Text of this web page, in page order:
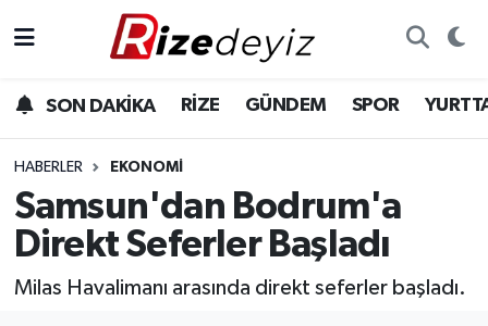
SON DAKİKA RİZE GÜNDEM SPOR
HABERLER EKONOMI
Samsun'dan Bodrum'a
Direkt Seferler Başladı
Milas Havalimanı arasında direkt seferler başladı.
Gündem
Yurttan Haberler
Ekonomi
Rize Hava Durumu
Rize Trafik Yoğunluk Haritası
Süper Lig Puan Durumu ve Fikstür